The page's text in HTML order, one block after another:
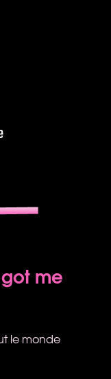
me
le monde